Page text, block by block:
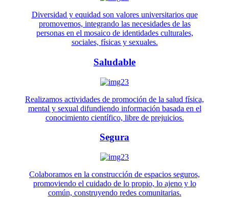
Diversidad y equidad son valores universitarios que
promovemos, integrando las necesidades de las
personas en el mosaico de identidades culturales,
sociales, físicas y sexuales.
Saludable
Realizamos actividades de promoción de la salud física,
mental y sexual difundiendo información basada en el
conocimiento científico, libre de prejuicios.
Segura
Colaboramos en la construcción de espacios seguros,
promoviendo el cuidado de lo propio, lo ajeno y lo
común, construyendo redes comunitarias.